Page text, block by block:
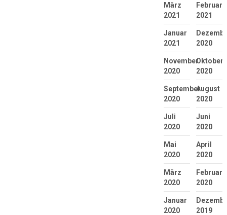
März
2021
Februar
2021
Januar
2021
2020
November
2020
Oktober
2020
September
2020
August
2020
Juli
2020
Juni
2020
Mai
2020
April
2020
März
2020
Februar
2020
Januar
2020
2019